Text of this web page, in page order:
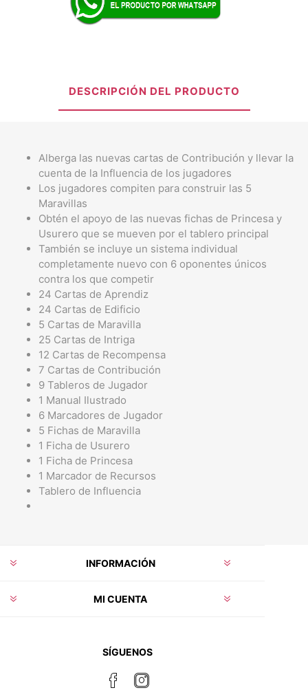
DESCRIPCIÓN DEL PRODUCTO
Alberga las nuevas cartas de Contribución y llevar la
cuenta de la Influencia de los jugadores
Los jugadores compiten para construir las 5
Maravillas
Obtén el apoyo de las nuevas fichas de Princesa y
Usurero que se mueven por el tablero principal
También se incluye un sistema individual
completamente nuevo con 6 oponentes únicos
contra los que competir
24 Cartas de Aprendiz
24 Cartas de Edificio
5 Cartas de Maravilla
25 Cartas de Intriga
12 Cartas de Recompensa
7 Cartas de Contribución
9 Tableros de Jugador
1 Manual Ilustrado
6 Marcadores de Jugador
5 Fichas de Maravilla
1 Ficha de Usurero
1 Ficha de Princesa
1 Marcador de Recursos
Tablero de Influencia
INFORMACIÓN
MI CUENTA
SÍGUENOS